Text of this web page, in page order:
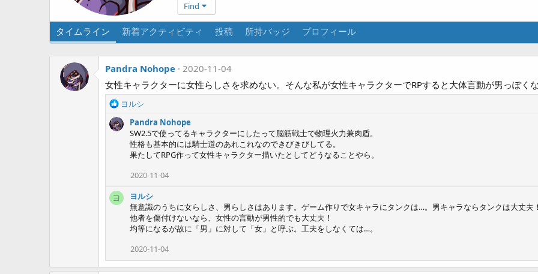
Find
タイムライン 新着アクティビティ 投稿 所持バッジ プロフィール
Pandra Nohope 2020-11-04
女性キャラクターに女性らしさを求めない。そんな私が女性キャラクターでRPすると大体言動が男っぽくな
R
a
s
:
ヨルシ
Pandra Nohope
SW2.5で使ってるキャラクターにしたって脳筋戦士で物理火力兼肉盾。
性格も基本的には騎士道のあれこれなのできびきびしてる。
果たしてRPG作って女性キャラクター描いたとしてどうなることやら。
2020-11-04
ヨ
ヨルシ
無意識のうちに女らしさ、男らしさはあります。ゲーム作りで女キャラにタンクは…。男キャラならタンクは大丈夫！
他者を傷付けないなら、女性の言動が男性的でも大丈夫！
均等になるが故に「男」に対して「女」と呼ぶ。工夫をしなくては…。
2020-11-04